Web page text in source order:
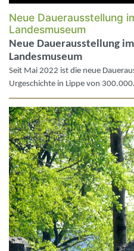
Neue Dauerausstellung
Landesmuseum
Neue Dauerausstellung
Landesmuseum
Seit Mai 2022 ist die neue
Urgeschichte in Lippe von